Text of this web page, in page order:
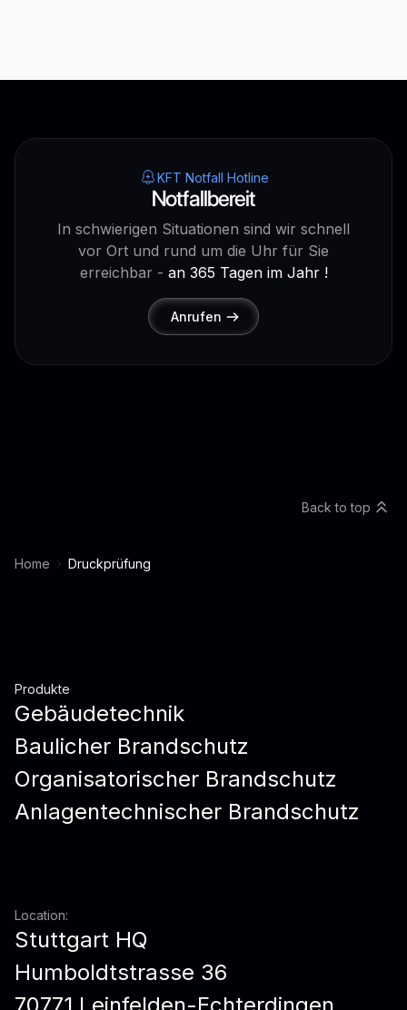
KFT Notfall Hotline
Notfallbereit
In schwierigen Situationen sind wir schnell
vor Ort und rund um die Uhr für Sie
erreichbar - an 365 Tagen im Jahr !
Anrufen
Home Druckprüfung
Back to top
Produkte
Gebäudetechnik
Baulicher Brandschutz
Organisatorischer Brandschutz
Anlagentechnischer Brandschutz
Location:
Stuttgart HQ
Humboldtstrasse 36